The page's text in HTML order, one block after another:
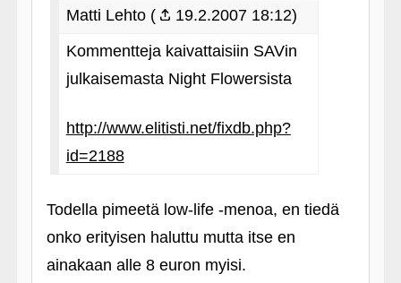
Matti Lehto (
19.2.2007 18:12)
Kommentteja kaivattaisiin SAVin
julkaisemasta Night Flowersista
http://www.elitisti.net/fixdb.php?
id=2188
Todella pimeetä low-life ‑menoa, en tiedä
onko erityisen haluttu mutta itse en
ainakaan alle 8 euron myisi.